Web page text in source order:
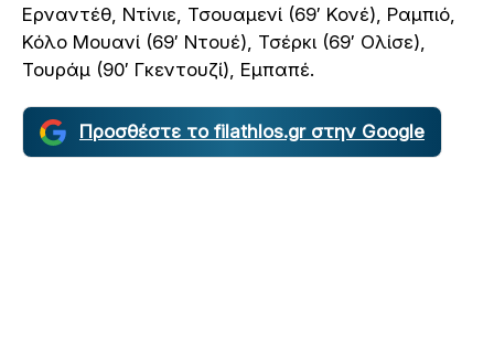
Ερναντέθ, Ντίνιε, Τσουαμενί (69′ Κονέ), Ραμπιό,
Κόλο Μουανί (69′ Ντουέ), Τσέρκι (69′ Ολίσε),
Τουράμ (90′ Γκεντουζί), Εμπαπέ.
Προσθέστε το filathlos.gr στην Google